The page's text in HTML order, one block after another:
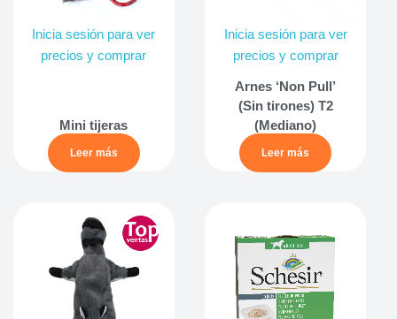
Inicia sesión para ver
precios y comprar
Mini tijeras
Leer más
Inicia sesión para ver
precios y comprar
Arnes ‘Non Pull’
(Sin tirones) T2
(Mediano)
Leer más